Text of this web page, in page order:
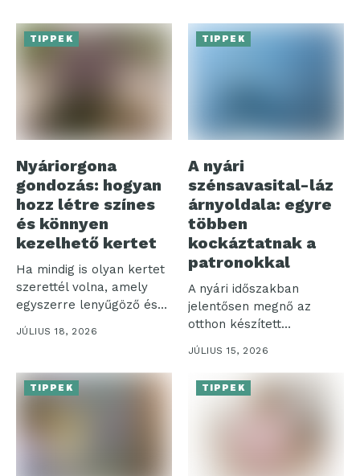
TIPPEK
Nyáriorgona
gondozás: hogyan
hozz létre színes
és könnyen
kezelhető kertet
Ha mindig is olyan kertet
szerettél volna, amely
egyszerre lenyűgöző és
nem...
JÚLIUS 18, 2026
TIPPEK
A nyári
szénsavasital-láz
árnyoldala: egyre
többen
kockáztatnak a
patronokkal
A nyári időszakban
jelentősen megnő az
otthon készített
szénsavas italok iránti
JÚLIUS 15, 2026
TIPPEK TIPPEK